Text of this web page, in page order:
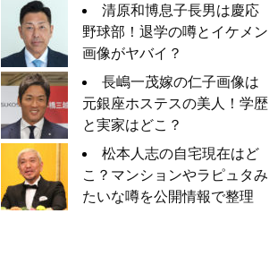
清原和博息子長男は慶応
野球部！退学の噂とイケメン
画像がヤバイ？
長嶋一茂嫁の仁子画像は
元銀座ホステスの美人！学歴
と実家はどこ？
松本人志の自宅現在はど
こ？マンションやラピュタみ
たいな噂を公開情報で整理